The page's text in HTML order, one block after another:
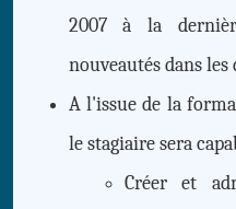
2007 à la
nouveautés dans
A l'issue de la
le stagiaire sera
Créer et